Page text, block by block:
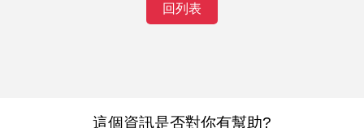
回列表
這個資訊是否對你有幫助?